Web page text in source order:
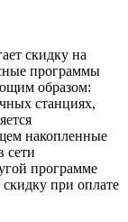
скидку на
программы
образом:
станциях,
накопленные
сети
программе
при оплате